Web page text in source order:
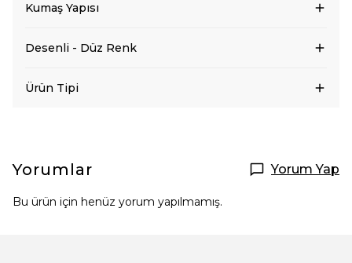
Kumaş Yapısı
Desenli - Düz Renk
Ürün Tipi
Yorumlar Yorum Yap
Bu ürün için henüz yorum yapılmamış.